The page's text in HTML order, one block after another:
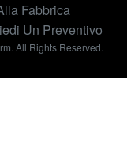
Fabbrica
Un Preventivo
All Rights Reserved.